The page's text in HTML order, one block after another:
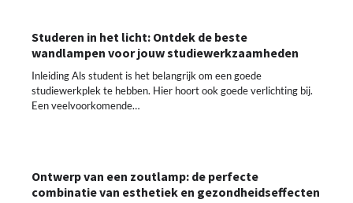
Studeren in het licht: Ontdek de beste
wandlampen voor jouw studiewerkzaamheden
Inleiding Als student is het belangrijk om een goede
studiewerkplek te hebben. Hier hoort ook goede verlichting bij.
Een veelvoorkomende…
Ontwerp van een zoutlamp: de perfecte
combinatie van esthetiek en gezondheidseffecten